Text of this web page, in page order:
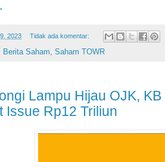
2023 Tidak ada komentar:
Berita Saham, Saham TOWR
Lampu Hijau OJK,
Issue Rp12 Triliun